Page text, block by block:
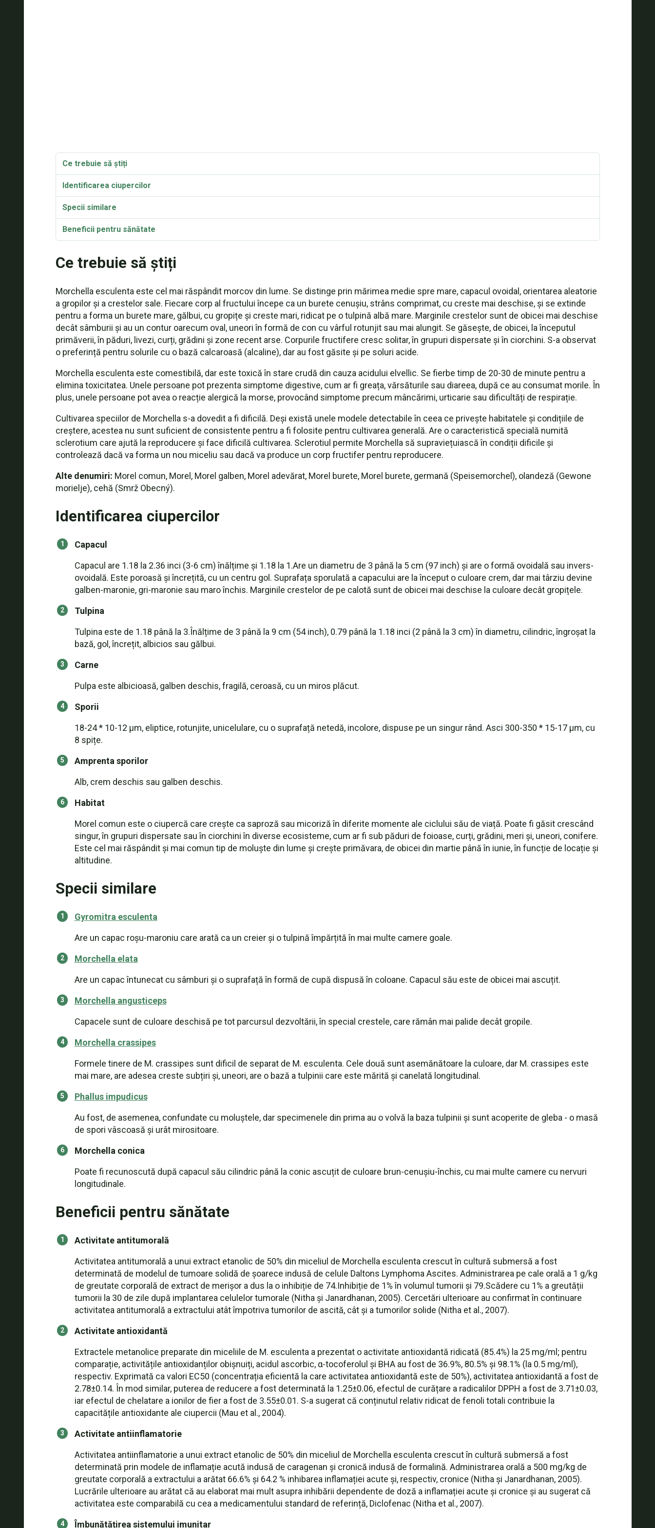
Ce trebuie să știți
Identificarea ciupercilor
Specii similare
Beneficii pentru sănătate
Informații nutriționale
Rețetă: Morchella esculenta într-un antreu cu unt
Rețetă: Se prepară o rețetă: Paste de primăvară cu ciuperci Morels, rampe și mazăre
Rețetă: Ciuperci la tigaie
Rețetă: Morchella esculenta Sos de cremă sau umplutură pentru omletă
Rețetă: Tarte cu morse paradisiace
Rețetă: Curcan cu sos cremos de morcovi
Rețetă: Se taie ciupercile: Coaste scurte în stil francez
Ce trebuie să știți
Morchella esculenta este cel mai răspândit morcov din lume. Se distinge prin mărimea medie spre mare, capacul ovoidal, orientarea aleatorie
a gropilor și a crestelor sale. Fiecare corp al fructului începe ca un burete cenușiu, strâns comprimat, cu creste mai deschise, și se extinde
pentru a forma un burete mare, gălbui, cu gropițe și creste mari, ridicat pe o tulpină albă mare. Marginile crestelor sunt de obicei mai deschise
decât sâmburii și au un contur oarecum oval, uneori în formă de con cu vârful rotunjit sau mai alungit. Se găsește, de obicei, la începutul
primăverii, în păduri, livezi, curți, grădini și zone recent arse. Corpurile fructifere cresc solitar, în grupuri dispersate și în ciorchini. S-a observat
o preferință pentru solurile cu o bază calcaroasă (alcaline), dar au fost găsite și pe soluri acide.
Morchella esculenta este comestibilă, dar este toxică în stare crudă din cauza acidului elvellic. Se fierbe timp de 20-30 de minute pentru a
elimina toxicitatea. Unele persoane pot prezenta simptome digestive, cum ar fi greața, vărsăturile sau diareea, după ce au consumat morile. În
plus, unele persoane pot avea o reacție alergică la morse, provocând simptome precum mâncărimi, urticarie sau dificultăți de respirație.
Cultivarea speciilor de Morchella s-a dovedit a fi dificilă. Deși există unele modele detectabile în ceea ce privește habitatele și condițiile de
creștere, acestea nu sunt suficient de consistente pentru a fi folosite pentru cultivarea generală. Are o caracteristică specială numită
sclerotium care ajută la reproducere și face dificilă cultivarea. Sclerotiul permite Morchella să supraviețuiască în condiții dificile și
controlează dacă va forma un nou miceliu sau dacă va produce un corp fructifer pentru reproducere.
Alte denumiri: Morel comun, Morel, Morel galben, Morel adevărat, Morel burete, Morel burete, germană (Speisemorchel), olandeză (Gewone
morielje), cehă (Smrž Obecný).
Identificarea ciupercilor
Capacul
Capacul are 1.18 la 2.36 inci (3-6 cm) înălțime și 1.18 la 1.Are un diametru de 3 până la 5 cm (97 inch) și are o formă ovoidală sau invers-
ovoidală. Este poroasă și încrețită, cu un centru gol. Suprafața sporulată a capacului are la început o culoare crem, dar mai târziu devine
galben-maronie, gri-maronie sau maro închis. Marginile crestelor de pe calotă sunt de obicei mai deschise la culoare decât gropițele.
Tulpina
Tulpina este de 1.18 până la 3.Înălțime de 3 până la 9 cm (54 inch), 0.79 până la 1.18 inci (2 până la 3 cm) în diametru, cilindric, îngroșat la
bază, gol, încrețit, albicios sau gălbui.
Carne
Pulpa este albicioasă, galben deschis, fragilă, ceroasă, cu un miros plăcut.
Sporii
18-24 * 10-12 μm, eliptice, rotunjite, unicelulare, cu o suprafață netedă, incolore, dispuse pe un singur rând. Asci 300-350 * 15-17 μm, cu
8 spițe.
Amprenta sporilor
Alb, crem deschis sau galben deschis.
Habitat
Morel comun este o ciupercă care crește ca saproză sau micoriză în diferite momente ale ciclului său de viață. Poate fi găsit crescând
singur, în grupuri dispersate sau în ciorchini în diverse ecosisteme, cum ar fi sub păduri de foioase, curți, grădini, meri și, uneori, conifere.
Este cel mai răspândit și mai comun tip de moluște din lume și crește primăvara, de obicei din martie până în iunie, în funcție de locație și
altitudine.
Specii similare
Gyromitra esculenta
Are un capac roșu-maroniu care arată ca un creier și o tulpină împărțită în mai multe camere goale.
Morchella elata
Are un capac întunecat cu sâmburi și o suprafață în formă de cupă dispusă în coloane. Capacul său este de obicei mai ascuțit.
Morchella angusticeps
Capacele sunt de culoare deschisă pe tot parcursul dezvoltării, în special crestele, care rămân mai palide decât gropile.
Morchella crassipes
Formele tinere de M. crassipes sunt dificil de separat de M. esculenta. Cele două sunt asemănătoare la culoare, dar M. crassipes este
mai mare, are adesea creste subțiri și, uneori, are o bază a tulpinii care este mărită și canelată longitudinal.
Phallus impudicus
Au fost, de asemenea, confundate cu moluștele, dar specimenele din prima au o volvă la baza tulpinii și sunt acoperite de gleba - o masă
de spori vâscoasă și urât mirositoare.
Morchella conica
Poate fi recunoscută după capacul său cilindric până la conic ascuțit de culoare brun-cenușiu-închis, cu mai multe camere cu nervuri
longitudinale.
Beneficii pentru sănătate
Activitate antitumorală
Activitatea antitumorală a unui extract etanolic de 50% din miceliul de Morchella esculenta crescut în cultură submersă a fost
determinată de modelul de tumoare solidă de șoarece indusă de celule Daltons Lymphoma Ascites. Administrarea pe cale orală a 1 g/kg
de greutate corporală de extract de merișor a dus la o inhibiție de 74.Inhibiție de 1% în volumul tumorii și 79.Scădere cu 1% a greutății
tumorii la 30 de zile după implantarea celulelor tumorale (Nitha și Janardhanan, 2005). Cercetări ulterioare au confirmat în continuare
activitatea antitumorală a extractului atât împotriva tumorilor de ascită, cât și a tumorilor solide (Nitha et al., 2007).
Activitate antioxidantă
Extractele metanolice preparate din miceliile de M. esculenta a prezentat o activitate antioxidantă ridicată (85.4%) la 25 mg/ml; pentru
comparație, activitățile antioxidanților obișnuiți, acidul ascorbic, α-tocoferolul și BHA au fost de 36.9%, 80.5% și 98.1% (la 0.5 mg/ml),
respectiv. Exprimată ca valori EC50 (concentrația eficientă la care activitatea antioxidantă este de 50%), activitatea antioxidantă a fost de
2.78±0.14. În mod similar, puterea de reducere a fost determinată la 1.25±0.06, efectul de curățare a radicalilor DPPH a fost de 3.71±0.03,
iar efectul de chelatare a ionilor de fier a fost de 3.55±0.01. S-a sugerat că conținutul relativ ridicat de fenoli totali contribuie la
capacitățile antioxidante ale ciupercii (Mau et al., 2004).
Activitate antiinflamatorie
Activitatea antiinflamatorie a unui extract etanolic de 50% din miceliul de Morchella esculenta crescut în cultură submersă a fost
determinată prin modele de inflamație acută indusă de caragenan și cronică indusă de formalină. Administrarea orală a 500 mg/kg de
greutate corporală a extractului a arătat 66.6% și 64.2 % inhibarea inflamației acute și, respectiv, cronice (Nitha și Janardhanan, 2005).
Lucrările ulterioare au arătat că au elaborat mai mult asupra inhibării dependente de doză a inflamației acute și cronice și au sugerat că
activitatea este comparabilă cu cea a medicamentului standard de referință, Diclofenac (Nitha et al., 2007).
Îmbunătățirea sistemului imunitar